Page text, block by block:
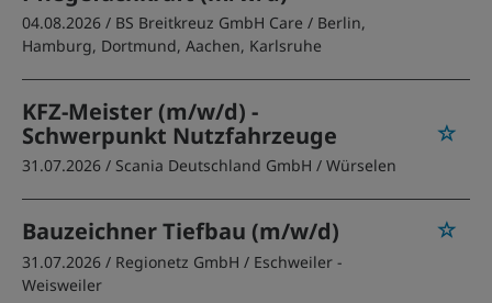
04.08.2026 / BS Breitkreuz GmbH Care / Berlin,
Hamburg, Dortmund, Aachen, Karlsruhe
KFZ-Meister (m/w/d) -
Schwerpunkt Nutzfahrzeuge
31.07.2026 / Scania Deutschland GmbH / Würselen
Bauzeichner Tiefbau (m/w/d)
31.07.2026 / Regionetz GmbH / Eschweiler -
Weisweiler